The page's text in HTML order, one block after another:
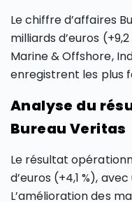
Le chiffre d’affaires
milliards d’euros
Marine & Offshore,
enregistrent les plus
Analyse du
Bureau Veritas
Le résultat
d’euros (+4,1 %),
L’amélioration des